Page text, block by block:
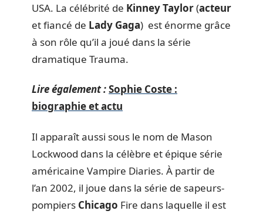
USA. La célébrité de KinneyTaylor(acteur
et fiancé de Lady Gaga) est énorme grâce
à son rôle qu’il a joué dans la série
dramatique Trauma.
Lire également :Sophie Coste :
biographie et actu
Il apparaît aussi sous le nom de Mason
Lockwood dans la célèbre et épique série
américaine Vampire Diaries. À partir de
l’an 2002, il joue dans la série de sapeurs-
pompiers Chicago Fire dans laquelle il est